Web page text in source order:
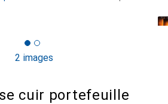
2 images
cuir portefeuille